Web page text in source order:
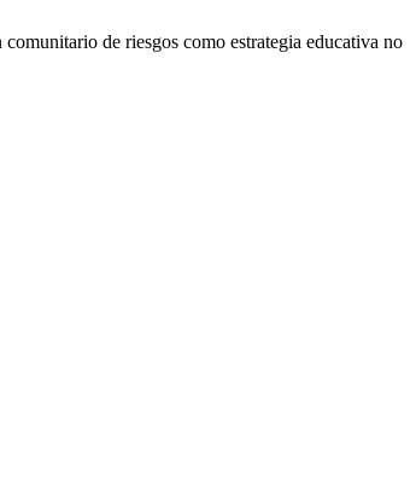
de riesgos como estrategia educativa no